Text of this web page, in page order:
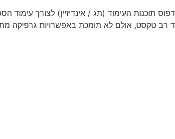
תוכנות העימוד (תג / אינדיזיין) לצורך עימוד
רב טקסט, אולם לא תומכת באפשרויות גרפיקה